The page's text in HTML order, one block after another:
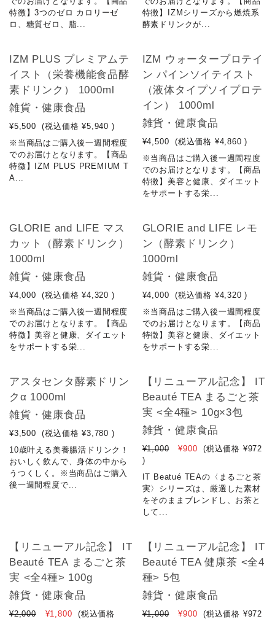
特徴】3つのゼロ カロリーゼ
ロ、糖質ゼロ、脂...
特徴】IZMシリーズから燃焼系
酵素ドリンクが...
NEW
IZM PLUS プレミアムテ
イスト（栄養機能食品酵
素ドリンク） 1000ml
雑貨・健康食品
¥5,500 (税込価格 ¥5,940 )
※当商品はご購入後一週間程度
でのお届けとなります。【商品
特徴】IZM PLUS PREMIUM T
A...
NEW
IZM ウォータープロテイ
ン パインソイテイスト
（液体タイプソイプロテ
イン） 1000ml
雑貨・健康食品
¥4,500 (税込価格 ¥4,860 )
※当商品はご購入後一週間程度
でのお届けとなります。【商品
特徴】美容と健康、ダイエット
をサポートする栄...
GLORIE and LIFE マス
カット（酵素ドリンク）
1000ml
雑貨・健康食品
¥4,000 (税込価格 ¥4,320 )
※当商品はご購入後一週間程度
でのお届けとなります。【商品
特徴】美容と健康、ダイエット
をサポートする栄...
GLORIE and LIFE レモ
ン（酵素ドリンク）
1000ml
雑貨・健康食品
¥4,000 (税込価格 ¥4,320 )
※当商品はご購入後一週間程度
でのお届けとなります。【商品
特徴】美容と健康、ダイエット
をサポートする栄...
アスタセンタ酵素ドリン
クα 1000ml
雑貨・健康食品
¥3,500 (税込価格 ¥3,780 )
10歳叶える美養腸活ドリンク！
おいしく飲んで、身体の中から
うつくしく。※当商品はご購入
後一週間程度で...
NEW
【リニューアル記念】 IT
Beauté TEA まるごと茶
実 <全4種> 10g×3包
雑貨・健康食品
¥1,000 ¥900 (税込価格 ¥972
)
IT Beatué TEAの〈まるごと茶
実〉シリーズは、厳選した素材
をそのままブレンドし、お茶と
して...
NEW
【リニューアル記念】 IT
Beauté TEA まるごと茶
実 <全4種> 100g
雑貨・健康食品
¥2,000 ¥1,800
(税込価格
【リニューアル記念】 IT
Beauté TEA 健康茶 <全4
種> 5包
雑貨・健康食品
¥1,000 ¥900 (税込価格 ¥972